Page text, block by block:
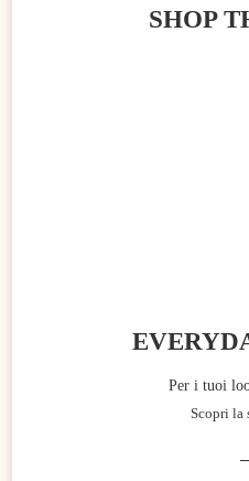
SHOP
Per i tuoi
Scopri la